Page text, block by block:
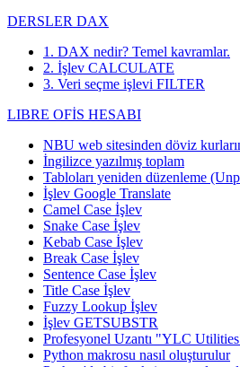
DERSLER DAX
1. DAX nedir? Temel kavramlar.
2. İşlev CALCULATE
3. Veri seçme işlevi FILTER
LIBRE OFİS HESABI
NBU web sitesinden döviz
İngilizce yazılmış toplam
Tabloları yeniden düzenleme
İşlev Google Translate
Camel Case İşlev
Snake Case İşlev
Kebab Case İşlev
Break Case İşlev
Sentence Case İşlev
Title Case İşlev
Fuzzy Lookup İşlev
İşlev GETSUBSTR
Profesyonel Uzantı "YLC
Python makrosu nasıl oluşturulur